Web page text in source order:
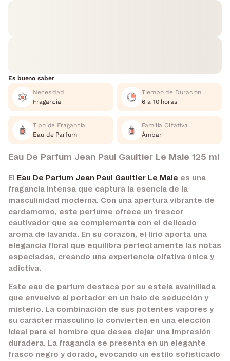
Es bueno saber
Necesidad
Fragancia
Tiempo de Duración
6 a 10 horas
Tipo de Fragancia
Eau de Parfum
Familia Olfativa
Ámbar
Eau De Parfum Jean Paul Gaultier Le Male 125 ml
El Eau De Parfum Jean Paul Gaultier Le Male es una
fragancia intensa que captura la esencia de la
masculinidad moderna. Con una apertura vibrante de
cardamomo, este perfume ofrece un frescor
cautivador que se complementa con el delicado
aroma de lavanda. En su corazón, el lirio aporta una
elegancia floral que equilibra perfectamente las notas
especiadas, creando una experiencia olfativa única y
adictiva.
Este eau de parfum destaca por su estela avainillada
que envuelve al portador en un halo de seducción y
misterio. La combinación de sus potentes vapores y
su carácter masculino lo convierten en una elección
ideal para el hombre que desea dejar una impresión
duradera. La fragancia se presenta en un elegante
frasco negro y dorado, evocando un estilo sofisticado